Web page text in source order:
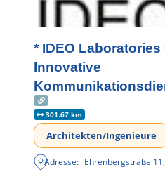
* IDEO Laboratories
Innovative
301.67 km
Architekten/Ingenieure
Adresse: Ehrenbergstraße 11,